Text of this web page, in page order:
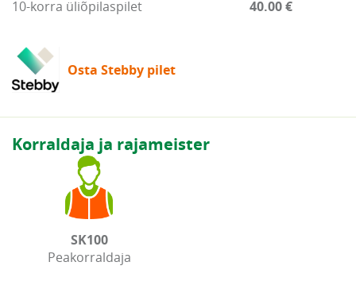
10-korra üliõpilaspilet
40.00 €
Osta Stebby pilet
Korraldaja ja rajameister
SK100
Peakorraldaja